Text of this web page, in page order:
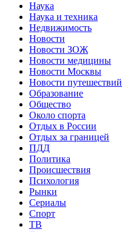
Наука
Наука и техника
Недвижимость
Новости
Новости ЗОЖ
Новости медицины
Новости Москвы
Новости путешествий
Образование
Общество
Около спорта
Отдых в России
Отдых за границей
ПДД
Политика
Происшествия
Психология
Рынки
Сериалы
Спорт
ТВ